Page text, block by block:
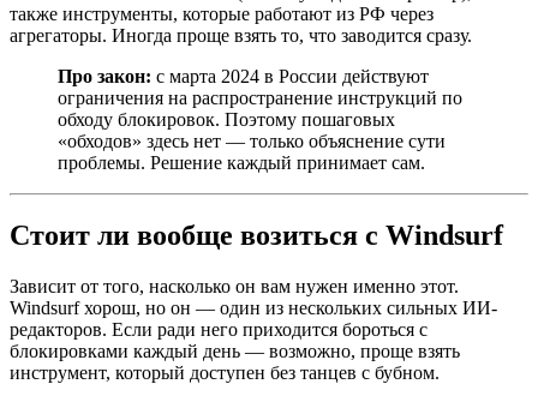
также инструменты, которые работают из РФ через
агрегаторы. Иногда проще взять то, что заводится сразу.
Про закон: с марта 2024 в России действуют
ограничения на распространение инструкций по
обходу блокировок. Поэтому пошаговых
«обходов» здесь нет — только объяснение сути
проблемы. Решение каждый принимает сам.
Стоит ли вообще возиться с Windsurf
Зависит от того, насколько он вам нужен именно этот.
Windsurfхорош, но он — один из нескольких сильных ИИ-
редакторов. Если ради него приходится бороться с
блокировками каждый день — возможно, проще взять
инструмент, который доступен без танцев с бубном.